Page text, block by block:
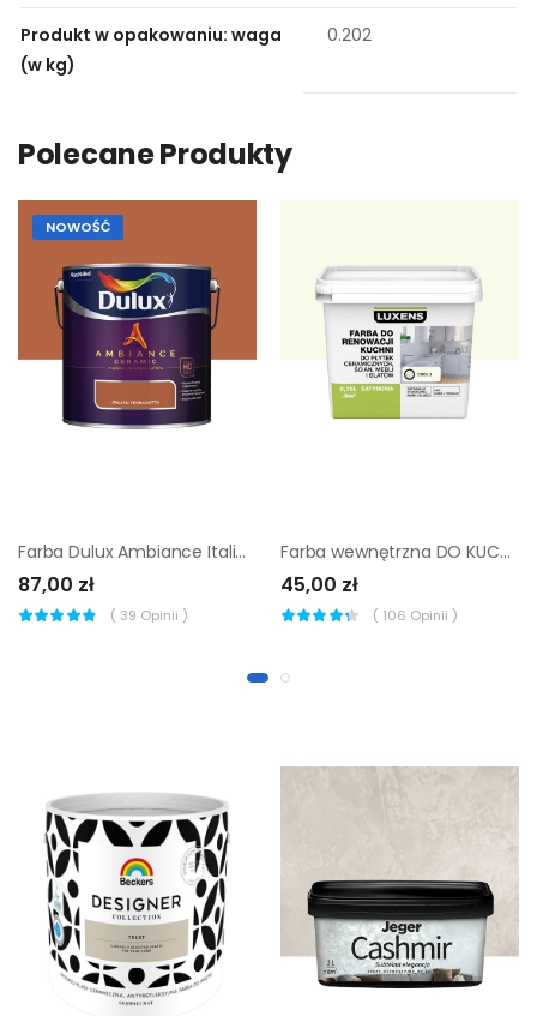
Produkt w opakowaniu: waga
(w kg)
0.202
Polecane Produkty
NOWOŚĆ
Farba Dulux Ambiance Italian terracotta 2.5 l
87,00 zł
( 39 Opinii )
Farba wewnętrzna DO KUCHNI Cool 3 LUXENS
45,00 zł
( 106 Opinii )